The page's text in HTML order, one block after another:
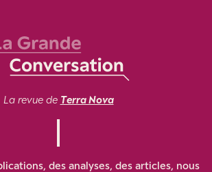
La revue de Terra Nova
des analyses, des articles, nous